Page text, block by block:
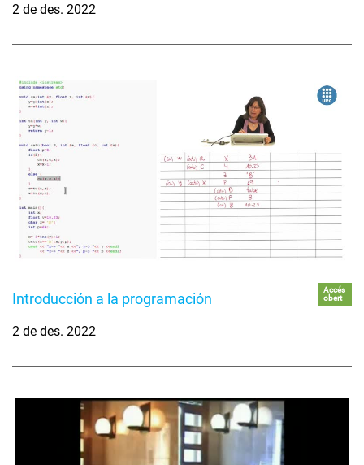
2 de des. 2022
Introducción a la programación
Accés
obert
2 de des. 2022